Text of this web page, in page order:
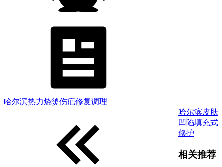
哈尔滨热力烧烫伤疤修复调理
哈尔滨皮肤
凹陷填充式
修护
相关推荐